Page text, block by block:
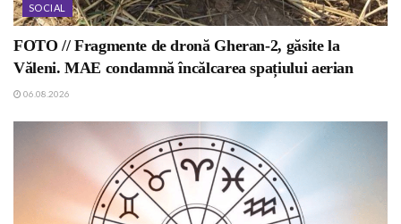
SOCIAL
FOTO // Fragmente de dronă Gheran-2, găsite la
Văleni. MAE condamnă încălcarea spațiului aerian
06.08.2026